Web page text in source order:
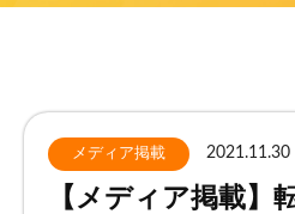
メディア掲載 2021.11.30
【メディア掲載】
ニュース
お客様相談窓口